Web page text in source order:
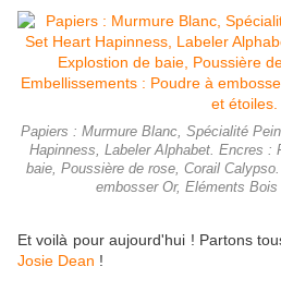
Papiers : Murmure Blanc, Spécialité
Hapinness, Labeler Alphabet. Encres :
baie, Poussière de rose, Corail
embosser Or, Eléments
Et voilà pour aujourd'hui ! Partons
Josie Dean !